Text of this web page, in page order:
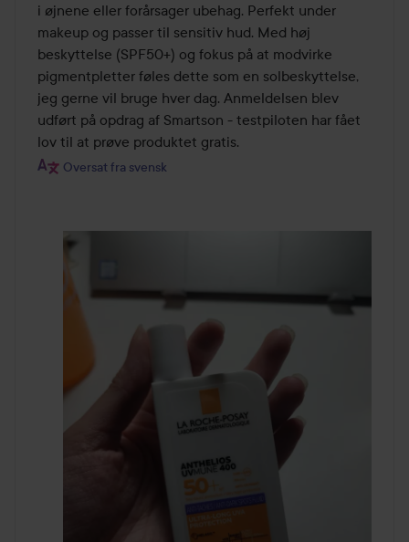
i øjnene eller forårsager ubehag. Perfekt under
makeup og passer til sensitiv hud. Med høj
beskyttelse (SPF50+) og fokus på at modvirke
pigmentpletter føles dette som en solbeskyttelse,
jeg gerne vil bruge hver dag. Anmeldelsen blev
udført på opdrag af Smartson - testpiloten har fået
lov til at prøve produktet gratis.
Oversat fra svensk